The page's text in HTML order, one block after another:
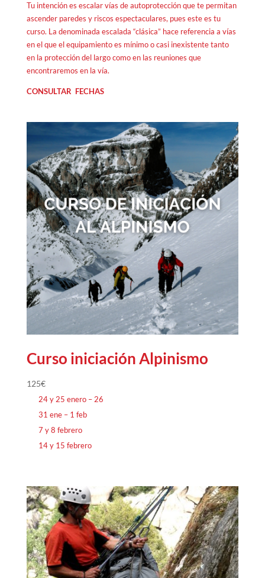
Tu intención es escalar vías de autoprotección que te permitan
ascender paredes y riscos espectaculares, pues este es tu
curso. La denominada escalada “clásica” hace referencia a vías
en el que el equipamiento es mínimo o casi inexistente tanto
en la protección del largo como en las reuniones que
encontraremos en la vía.
CONSULTAR FECHAS
Curso iniciación Alpinismo
125€
24 y 25 enero – 26
31 ene – 1 feb
7 y 8 febrero
14 y 15 febrero